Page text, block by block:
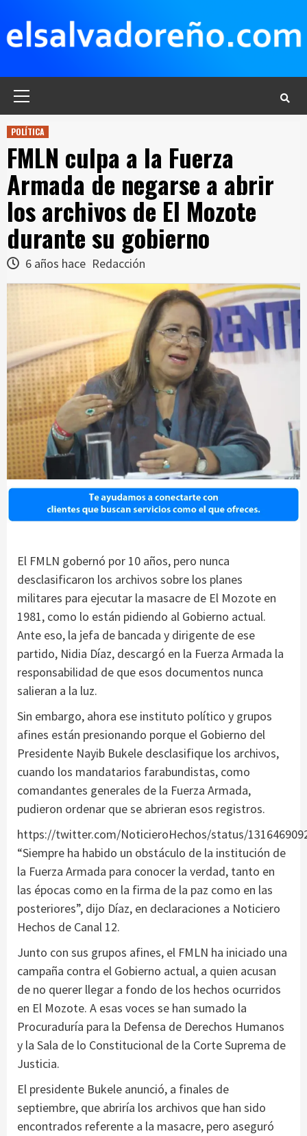
contenido
POLÍTICA
FMLN culpa a la Fuerza
Armada de negarse a abrir
los archivos de El Mozote
durante su gobierno
6 años hace Redacción
El FMLN gobernó por 10 años, pero nunca
desclasificaron los archivos sobre los planes
militares para ejecutar la masacre de El Mozote en
1981, como lo están pidiendo al Gobierno actual.
Ante eso, la jefa de bancada y dirigente de ese
partido, Nidia Díaz, descargó en la Fuerza Armada la
responsabilidad de que esos documentos nunca
salieran a la luz.
Sin embargo, ahora ese instituto político y grupos
afines están presionando porque el Gobierno del
Presidente Nayib Bukele desclasifique los archivos,
cuando los mandatarios farabundistas, como
comandantes generales de la Fuerza Armada,
pudieron ordenar que se abrieran esos registros.
https://twitter.com/NoticieroHechos/status/
“Siempre ha habido un obstáculo de la institución de
la Fuerza Armada para conocer la verdad, tanto en
las épocas como en la firma de la paz como en las
posteriores”, dijo Díaz, en declaraciones a Noticiero
Hechos de Canal 12.
Junto con sus grupos afines, el FMLN ha iniciado una
campaña contra el Gobierno actual, a quien acusan
de no querer llegar a fondo de los hechos ocurridos
en El Mozote. A esas voces se han sumado la
Procuraduría para la Defensa de Derechos Humanos
y la Sala de lo Constitucional de la Corte Suprema de
Justicia.
El presidente Bukele anunció, a finales de
septiembre, que abriría los archivos que han sido
encontrados referente a la masacre, pero aseguró